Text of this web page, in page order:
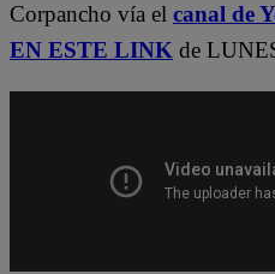
Corpancho vía el canal de
EN ESTE LINK de